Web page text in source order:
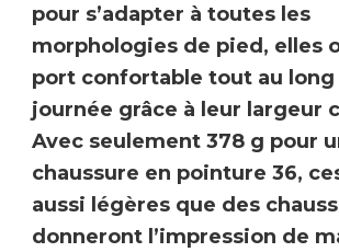
pour s’adapter à toutes les
morphologies de pied, elles
port confortable tout au long
journée grâce à leur largeur
Avec seulement 378 g pour
chaussure en pointure 36,
aussi légères que des
donneront l’impression de